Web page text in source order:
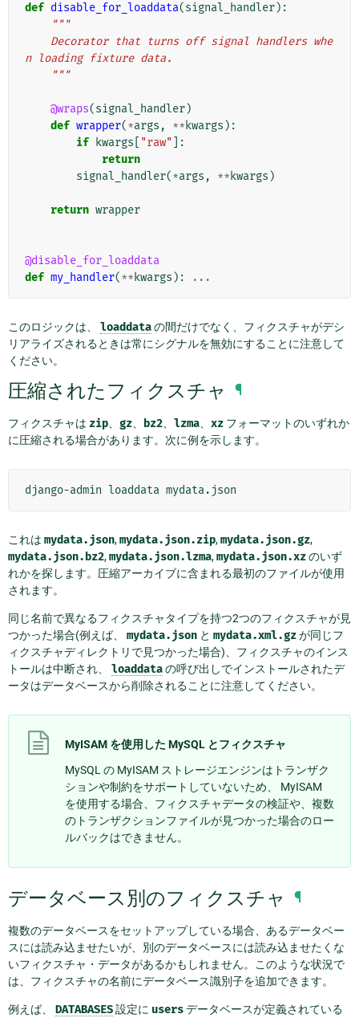
def disable_for_loaddata(signal_handler):
"""
n loading fixture data.
    """
@wraps(signal_handler)
def wrapper(*args , ** kwargs ):
if
kwargs "raw"
]:
return
signal_handler(*args , ** kwargs )
return wrapper
@disable_for_loaddata
def my_handler(** kwargs ): ...
このロジックは、 loaddataの間だけでなく、フィクスチャがデシ
リアライズされるときは常にシグナルを無効にすることに注意して
ください。
圧縮されたフィクスチャ ¶
フィクスチャは zip gz bz2 lzma xz フォーマットのいずれか
に圧縮される場合があります。次に例を示します。
django-admin loaddata
これは mydata.json,mydata.json.zip,mydata.json.gz,
mydata.json.bz2,mydata.json.lzma,mydata.json.xzのいず
れかを探します。圧縮アーカイブに含まれる最初のファイルが使用
されます。
同じ名前で異なるフィクスチャタイプを持つ2つのフィクスチャが見
つかった場合(例えば、 mydata.json と mydata.xml.gzが同じフ
ィクスチャディレクトリで見つかった場合)、フィクスチャのインス
トールは中断され、 loaddataの呼び出しでインストールされたデ
ータはデータベースから削除されることに注意してください。
MyISAM を使用した MySQL とフィクスチャ
MySQL の MyISAM ストレージエンジンはトランザク
ションや制約をサポートしていないため、 MyISAM
を使用する場合、フィクスチャデータの検証や、複数
のトランザクションファイルが見つかった場合のロー
ルバックはできません。
データベース別のフィクスチャ ¶
複数のデータベースをセットアップしている場合、あるデータベー
スには読み込ませたいが、別のデータベースには読み込ませたくな
いフィクスチャ・データがあるかもしれません。このような状況で
は、フィクスチャの名前にデータベース識別子を追加できます。
例えば、 DATABASES設定に usersデータベースが定義されている